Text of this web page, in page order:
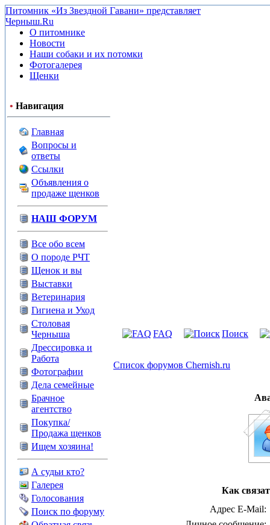
Питомник «Из Звездной Гавани» представляет
Черныш.Ru
О питомнике
Новости
Наши собаки и их потомки
Фотогалерея
Щенки
• Навигация
Главная
Вопросы и
ответы
Ссылки
Объявления о
продаже щенков
НАШ ФОРУМ
Все обо всем
О породе РЧТ
Щенок и вы
Выставки
Ветеринария
Гигиена и Уход
Столовая
Черныша
Дрессировка и
Работа
Фотографии
Дела семейные
Брачное
агентство
Покупка/
Продажа щенков
Ищем хозяина!
А судьи кто?
Галерея
Голосования
Поиск по форуму
FAQ Поиск
Список форумов Chernish.ru
Как
Адрес E-Mail: